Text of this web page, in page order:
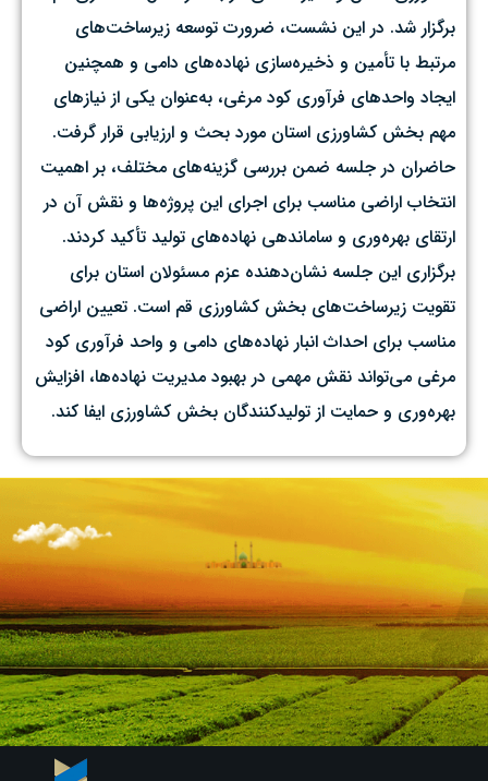
برگزار شد. در این نشست، ضرورت توسعه زیرساخت‌های
مرتبط با تأمین و ذخیره‌سازی نهاده‌های دامی و همچنین
ایجاد واحدهای فرآوری کود مرغی، به‌عنوان یکی از نیازهای
مهم بخش کشاورزی استان مورد بحث و ارزیابی قرار گرفت.
حاضران در جلسه ضمن بررسی گزینه‌های مختلف، بر اهمیت
انتخاب اراضی مناسب برای اجرای این پروژه‌ها و نقش آن در
ارتقای بهره‌وری و ساماندهی نهاده‌های تولید تأکید کردند.
برگزاری این جلسه نشان‌دهنده عزم مسئولان استان برای
تقویت زیرساخت‌های بخش کشاورزی قم است. تعیین اراضی
مناسب برای احداث انبار نهاده‌های دامی و واحد فرآوری کود
مرغی می‌تواند نقش مهمی در بهبود مدیریت نهاده‌ها، افزایش
بهره‌وری و حمایت از تولیدکنندگان بخش کشاورزی ایفا کند.